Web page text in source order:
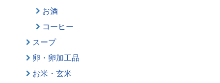
お酒
コーヒー
スープ
卵・卵加工品
お米・玄米